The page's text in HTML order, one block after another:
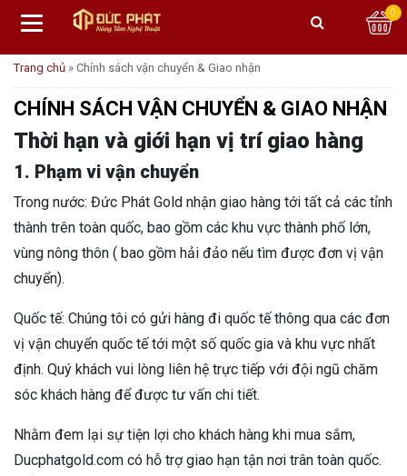
0
Trang chủ » Chính sách vận chuyển & Giao nhận
CHÍNH SÁCH VẬN CHUYỂN & GIAO NHẬN
Thời hạn và giới hạn vị trí giao hàng
1. Phạm vi vận chuyển
Trong nước: Đức Phát Gold nhận giao hàng tới tất cả các tỉnh
thành trên toàn quốc, bao gồm các khu vực thành phố lớn,
vùng nông thôn ( bao gồm hải đảo nếu tìm được đơn vị vận
chuyển).
Quốc tế: Chúng tôi có gửi hàng đi quốc tế thông qua các đơn
vị vận chuyển quốc tế tới một số quốc gia và khu vực nhất
định. Quý khách vui lòng liên hệ trực tiếp với đội ngũ chăm
sóc khách hàng để được tư vấn chi tiết.
Nhằm đem lại sự tiện lợi cho khách hàng khi mua sắm,
Ducphatgold.com có hỗ trợ giao hạn tận nơi trân toàn quốc.